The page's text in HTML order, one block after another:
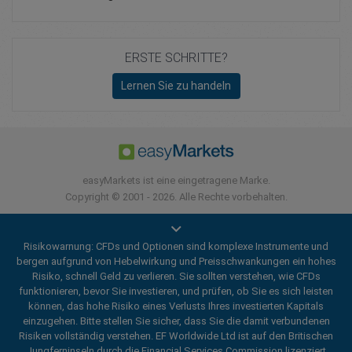
ERSTE SCHRITTE?
Lernen Sie zu handeln
easyMarkets ist eine eingetragene Marke.
Copyright © 2001 - 2026. Alle Rechte vorbehalten.
Risikowarnung: CFDs und Optionen sind komplexe Instrumente und
bergen aufgrund von Hebelwirkung und Preisschwankungen ein hohes
Risiko, schnell Geld zu verlieren. Sie sollten verstehen, wie CFDs
funktionieren, bevor Sie investieren, und prüfen, ob Sie es sich leisten
können, das hohe Risiko eines Verlusts Ihres investierten Kapitals
einzugehen. Bitte stellen Sie sicher, dass Sie die damit verbundenen
Risiken vollständig verstehen. EF Worldwide Ltd ist auf den Britischen